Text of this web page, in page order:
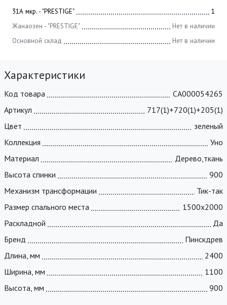
31А мкр. - "PRESTIGE"
1
Жанаозен - "PRESTIGE"
Нет в наличии
Основной склад
Нет в наличии
Характеристики
Код товара
СА000054265
Артикул
717(1)+720(1)+205(1)
Цвет
зеленый
Коллекция
Уно
Материал
Дерево,ткань
Высота спинки
900
Механизм трансформации
Тик-так
Размер спального места
1500х2000
Раскладной
Да
Бренд
Пинскдрев
Длина, мм
2400
Ширина, мм
1100
Высота, мм
900